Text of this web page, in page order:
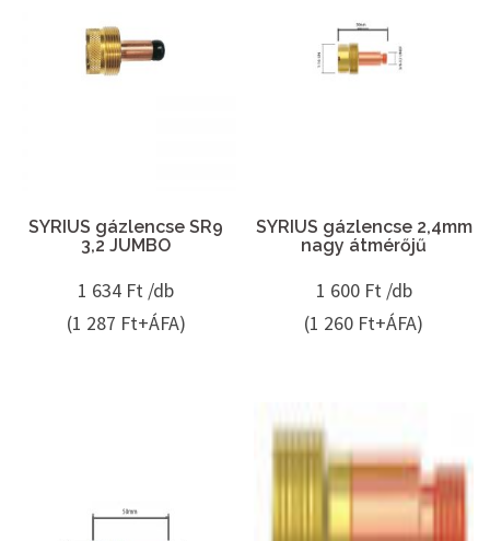
SYRIUS gázlencse SR9
3,2 JUMBO
1 634 Ft /db
(1 287 Ft+ÁFA)
SYRIUS gázlencse 2,4mm
nagy átmérőjű
1 600 Ft /db
(1 260 Ft+ÁFA)